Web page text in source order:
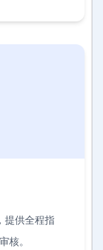
提供全程指
核。